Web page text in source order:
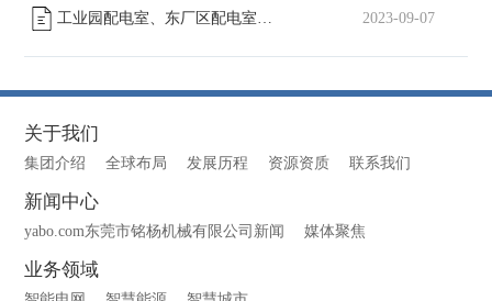
工业园配电室、东厂区配电室高压柜转让 [已截止]
2023-09-07
关于我们
集团介绍 全球布局 发展历程 资源资质 联系我们
新闻中心
yabo.com东莞市铭杨机械有限公司新闻 媒体聚焦
业务领域